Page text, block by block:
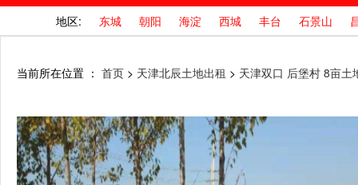
地区: 东城 朝阳 海淀 西城 丰台 石景山
当前所在位置 ： 首页 > 天津北辰土地出租 > 天津双口 后堡村 8亩土